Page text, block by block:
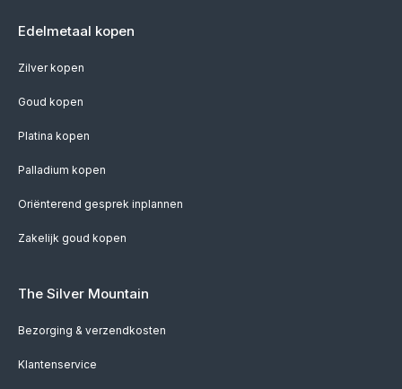
Edelmetaal kopen
Zilver kopen
Goud kopen
Platina kopen
Palladium kopen
Oriënterend gesprek inplannen
Zakelijk goud kopen
The Silver Mountain
Bezorging & verzendkosten
Klantenservice